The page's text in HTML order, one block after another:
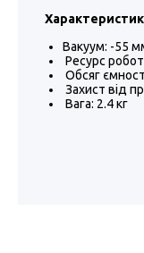
Вакуум: -55
Ресурс
Обсяг
Захист від
Вага: 2.4 кг